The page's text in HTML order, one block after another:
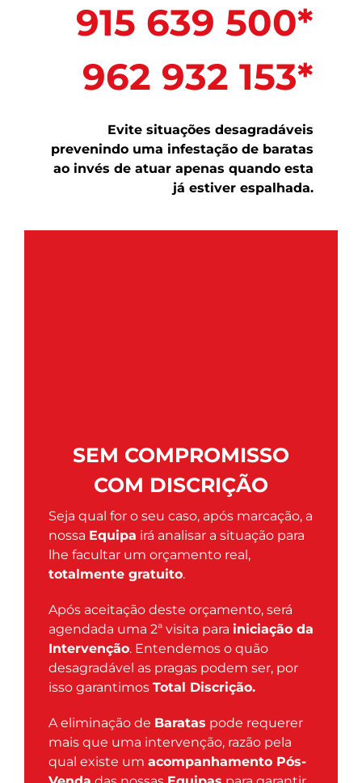
915 639 500*
962 932 153*
Evite situações desagradáveis
prevenindo uma infestação de baratas
ao invés de atuar apenas quando esta
já estiver espalhada.
SEM COMPROMISSO
COM DISCRIÇÃO
Seja qual for o seu caso, após marcação, a
nossa Equipa irá analisar a situação para
lhe facultar um orçamento real,
totalmente gratuito.
Após aceitação deste orçamento, será
agendada uma 2ª visita para iniciação da
Intervenção. Entendemos o quão
desagradável as pragas podem ser, por
isso garantimos Total Discrição.
A eliminação de Baratas pode requerer
mais que uma intervenção, razão pela
qual existe um acompanhamento Pós-